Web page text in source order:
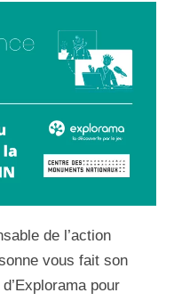
de l’action
vous fait son
pour